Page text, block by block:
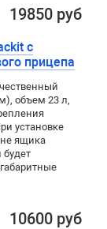
19850 руб
с
прицепа
объем 23 л,
установке
ящика
10600 руб